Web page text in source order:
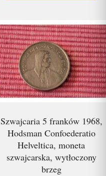
Szwajcaria 5 franków 1968,
Hodsman Confoederatio
Helveltica, moneta
szwajcarska, wytłoczony
brzeg